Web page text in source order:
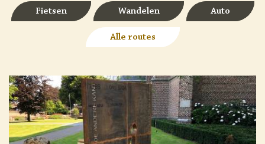
Fietsen Wandelen Auto
Alle routes